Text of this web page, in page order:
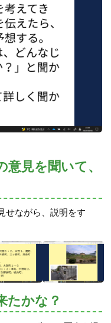
意見を聞いて、
せながら、説明をす
たかな？